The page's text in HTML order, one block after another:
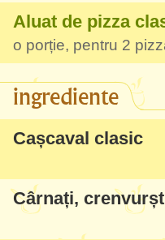
diverse:
măsline verzi.
Coronița o puteți
sau din cașcaval
puțin, dar oricum
Aluat de pizza
o porție, pentru 2
ingrediente
Cașcaval clasic
Cârnați,